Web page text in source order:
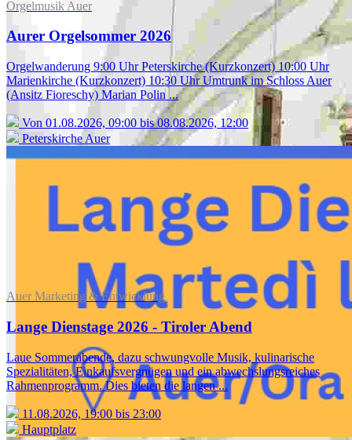
Orgelmusik Auer
Aurer Orgelsommer 2026
Orgelwanderung 9:00 Uhr Peterskirche (Kurzkonzert) 10:00 Uhr
Marienkirche (Kurzkonzert) 10:30 Uhr Umtrunk im Schloss Auer
(Ansitz Fioreschy) Marian Polin ...
Von 01.08.2026, 09:00 bis 08.08.2026, 12:00
Peterskirche Auer
Auer Marketing & Entwicklung
Lange Dienstage 2026 - Tiroler Abend
Laue Sommerabende, dazu schwungvolle Musik, kulinarische
Spezialitäten, Einkaufsvergnügen und ein abwechslungsreiches
Rahmenprogramm. Dies bieten die langen ...
11.08.2026, 19:00 bis 23:00
Hauptplatz